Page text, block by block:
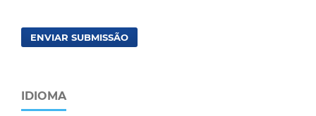
ENVIAR SUBMISSÃO
IDIOMA